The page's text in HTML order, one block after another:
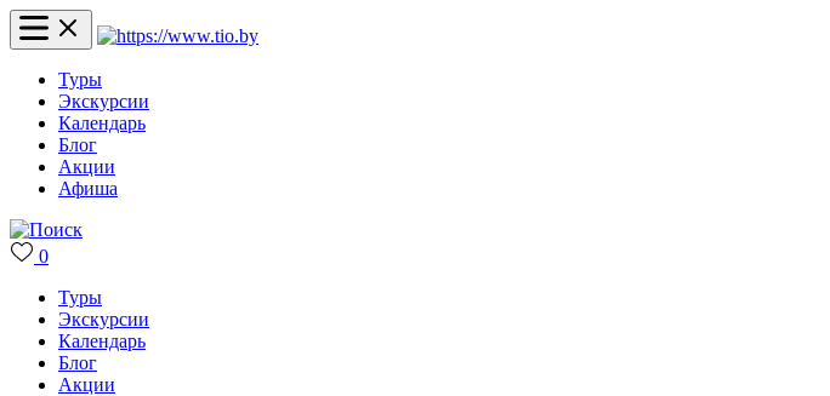
Туры
Экскурсии
Календарь
Блог
Акции
Афиша
0
Туры
Экскурсии
Календарь
Блог
Акции